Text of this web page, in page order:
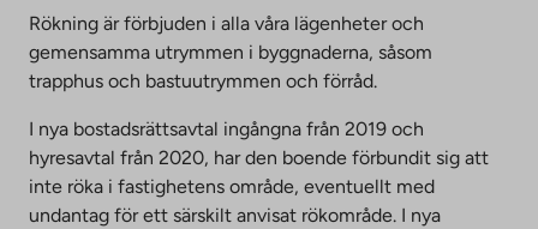
Rökning är förbjuden i alla våra lägenheter och
gemensamma utrymmen i byggnaderna, såsom
trapphus och bastuutrymmen och förråd.
I nya bostadsrättsavtal ingångna från 2019 och
hyresavtal från 2020, har den boende förbundit sig att
inte röka i fastighetens område, eventuellt med
undantag för ett särskilt anvisat rökområde. I nya